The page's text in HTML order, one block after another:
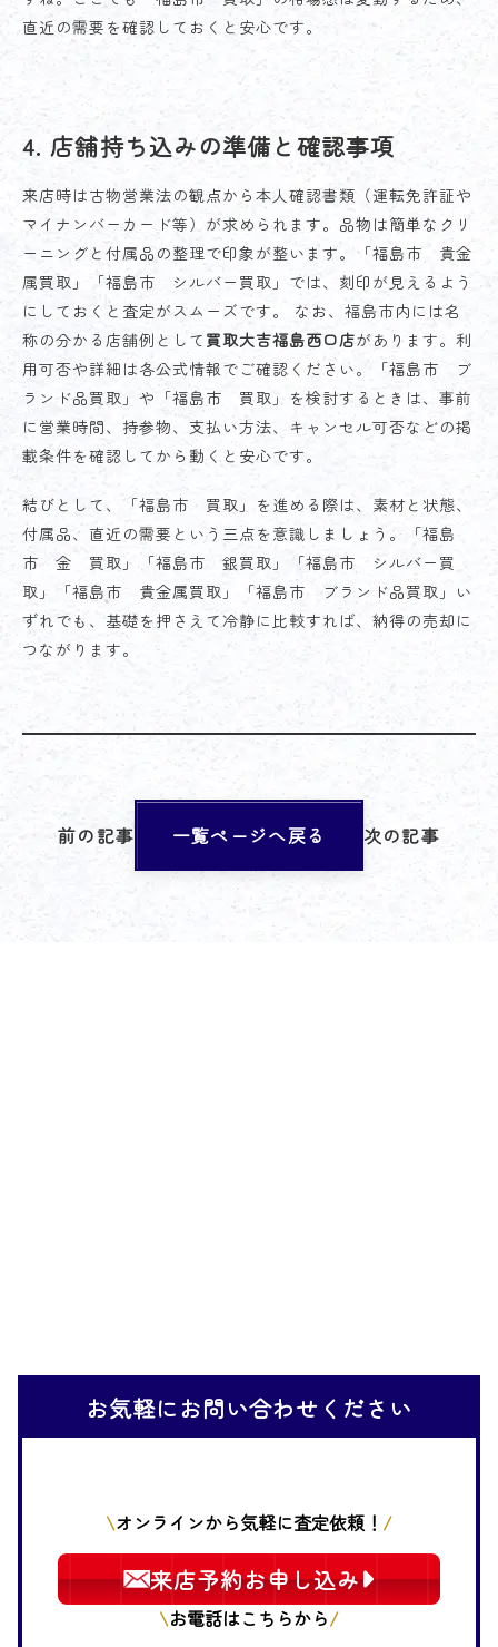
直近の需要を確認しておくと安心です。
4. 店舗持ち込みの準備と確認事項
来店時は古物営業法の観点から本人確認書類（運転免許証や
マイナンバーカード等）が求められます。品物は簡単なクリ
ーニングと付属品の整理で印象が整います。「福島市 貴金
属買取」「福島市 シルバー買取」では、刻印が見えるよう
にしておくと査定がスムーズです。 なお、福島市内には名
称の分かる店舗例として 買取大吉福島西口店があります。利
用可否や詳細は各公式情報でご確認ください。「福島市 ブ
ランド品買取」や「福島市 買取」を検討するときは、事前
に営業時間、持参物、支払い方法、キャンセル可否などの掲
載条件を確認してから動くと安心です。
結びとして、「福島市 買取」を進める際は、素材と状態、
付属品、直近の需要という三点を意識しましょう。「福島
市 金 買取」「福島市 銀買取」「福島市 シルバー買
取」「福島市 貴金属買取」「福島市 ブランド品買取」い
ずれでも、基礎を押さえて冷静に比較すれば、納得の売却に
つながります。
前の記事 一覧ページへ戻る 次の記事
お気軽にお問い合わせください
オンラインから気軽に査定依頼！
来店予約お申し込み
お電話はこちらから